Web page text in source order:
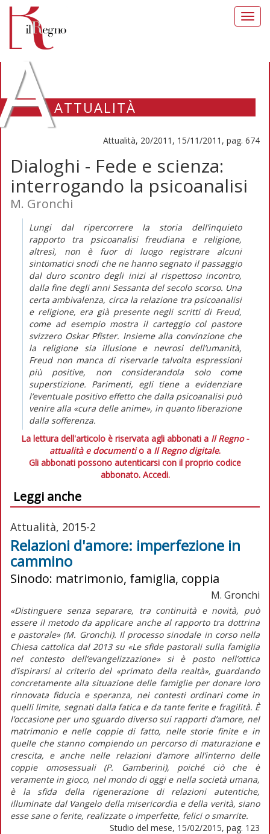
ATTUALITÀ
Attualità, 20/2011, 15/11/2011, pag. 674
Dialoghi - Fede e scienza:
interrogando la psicoanalisi
M. Gronchi
Lungi dal ripercorrere la storia dell’inquieto
rapporto tra psicoanalisi freudiana e religione,
altresì, non è fuor di luogo registrare alcuni
sintomatici snodi che ne hanno segnato il passaggio
dal duro scontro degli inizi al rispettoso incontro,
dalla fine degli anni Sessanta del secolo scorso. Una
certa ambivalenza, circa la relazione tra psicoanalisi
e religione, era già presente negli scritti di Freud,
come ad esempio mostra il carteggio col pastore
svizzero Oskar Pfister. Insieme alla convinzione che
la religione sia illusione e nevrosi dell’umanità,
Freud non manca di riservarle talvolta espressioni
più positive, non considerandola solo come
superstizione. Parimenti, egli tiene a evidenziare
l’eventuale positivo effetto che dalla psicoanalisi può
venire alla «cura delle anime», in quanto liberazione
dalla sofferenza.
La lettura dell'articolo è riservata agli abbonati a Il Regno -
attualità e documentio a Il Regno digitale.
Gli abbonati possono autenticarsi con il proprio codice
abbonato. Accedi.
Leggi anche
Attualità, 2015-2
Relazioni d'amore: imperfezione in
cammino
Sinodo: matrimonio, famiglia, coppia
M. Gronchi
«Distinguere senza separare, tra continuità e novità, può
essere il metodo da applicare anche al rapporto tra dottrina
e pastorale» (M. Gronchi). Il processo sinodale in corso nella
Chiesa cattolica dal 2013 su «Le sfide pastorali sulla famiglia
nel contesto dell’evangelizzazione» si è posto nell’ottica
d’ispirarsi al criterio del «primato della realtà», guardando
concretamente alla situazione delle famiglie per donare loro
rinnovata fiducia e speranza, nei contesti ordinari come in
quelli limite, segnati dalla fatica e da tante ferite e fragilità. È
l’occasione per uno sguardo diverso sui rapporti d’amore, nel
matrimonio e nelle coppie di fatto, nelle storie finite e in
quelle che stanno compiendo un percorso di maturazione e
crescita, e anche nelle relazioni d’amore all’interno delle
coppie omosessuali (P. Gamberini), poiché ciò che è
veramente in gioco, nel mondo di oggi e nella società umana,
è la sfida della rigenerazione di relazioni autentiche,
illuminate dal Vangelo della misericordia e della verità, siano
esse sane o ferite, realizzate o imperfette, felici o smarrite.
Studio del mese, 15/02/2015, pag. 123